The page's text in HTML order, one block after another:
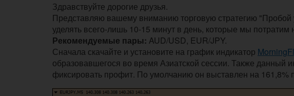
Здравствуйте дорогие друзья.
Представляю вашему вниманию торговую стратегию "Пробой
уделять всего-лишь 10-15 минут в день, которые мы
Рекомендуемые пары: AUD/USD, EUR/JPY.
Сначала скачайте и установите на график индикатор
образовавшегося во время Азиатской сессии. Также данный
фиксировать профит. По умолчанию он выставлен на